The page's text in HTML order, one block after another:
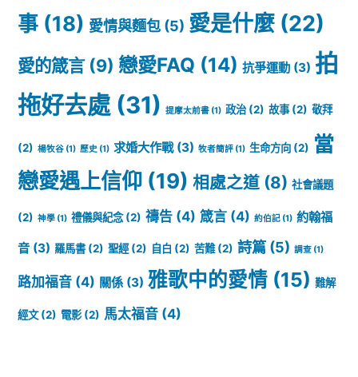
事 (18) 愛情與麵包 (5) 愛是什麼 (22)
愛的箴言(9) 戀愛FAQ (14) 抗爭運動 (3) 拍
拖好去處 (31) 提摩太前書 (1) 政治(2) 故事(2) 敬拜
(2) 楊牧谷 (1) 歷史 (1) 求婚大作戰(3) 牧者簡評 (1) 生命方向 (2) 當
戀愛遇上信仰 (19) 相處之道 (8) 社會議題
(2) 神學 (1) 禮儀與紀念(2) 禱告 (4) 箴言 (4) 約伯記 (1) 約翰福
音 (3) 羅馬書(2) 聖經(2) 自白 (2) 苦難(2) 詩篇 (5) 調查 (1)
路加福音 (4) 關係 (3) 雅歌中的愛情 (15) 難解
經文(2) 電影(2) 馬太福音 (4)